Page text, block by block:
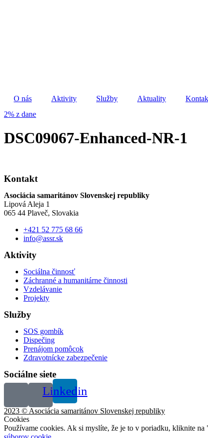
O nás Aktivity Služby Aktuality
2% z dane
DSC09067-Enhanced-NR-1
Kontakt
Asociácia samaritánov Slovenskej republiky
Lipová Aleja 1
065 44 Plaveč, Slovakia
+421 52 775 68 66
info@assr.sk
Aktivity
Sociálna činnosť
Záchranné a humanitárne činnosti
Vzdelávanie
Projekty
Služby
SOS gombík
Dispečing
Prenájom pomôcok
Zdravotnícke zabezpečenie
Sociálne siete
Linkedin
2023 © Asociácia samaritánov Slovenskej republiky
Cookies
Používame cookies. Ak si myslíte, že je to v poriadku, kliknite